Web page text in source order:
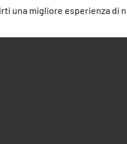
una migliore esperienza di